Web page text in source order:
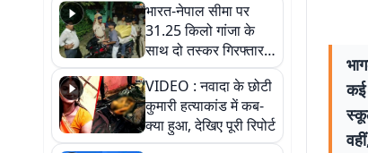
भारत-नेपाल सीमा पर
31.25 किलो गांजा के
साथ दो तस्कर गिरफ्तार,
नेपाली नंबर की बाइक
जब्त
VIDEO : नवादा के छोटी
कुमारी हत्याकांड में कब-
क्या हुआ, देखिए पूरी रिपोर्ट
कई